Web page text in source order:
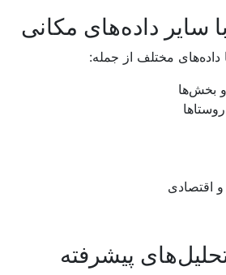
سایر داده‌های مکانی
داده‌های مختلف از جمله:
بخش‌ها
اقتصادی
پیشرفته